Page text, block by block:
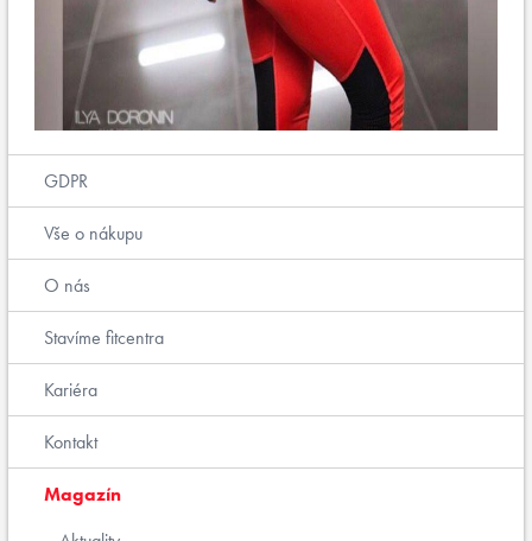
GDPR
Vše o nákupu
O nás
Stavíme fitcentra
Kariéra
Kontakt
Magazín